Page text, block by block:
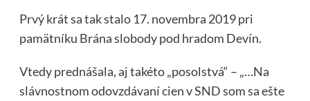
Prvý krát sa tak stalo 17. novembra 2019 pri
pamätníku Brána slobody pod hradom Devín.
Vtedy prednášala, aj takéto „posolstvá“ – „…Na
slávnostnom odovzdávaní cien v SND som sa ešte